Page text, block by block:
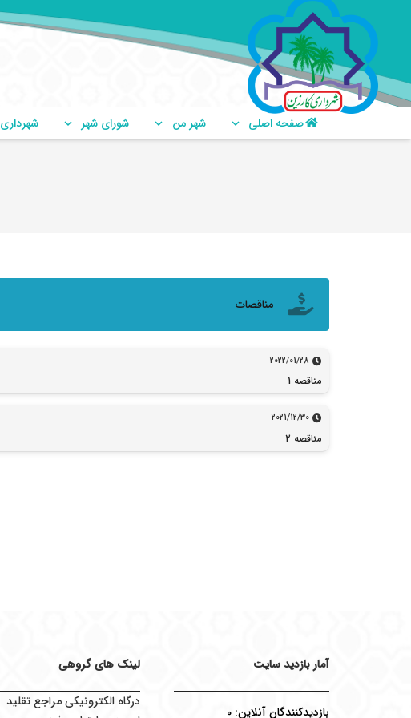
صفحه اصلی شهر من شورای شهر شهرداری
مناقصات
2022/01/28
مناقصه 1
2021/12/30
مناقصه 2
آمار بازدید سایت
بازدیدکنندگان آنلاین: 0
لینک های گروهی
درگاه الکترونیکی مراجع تقلید